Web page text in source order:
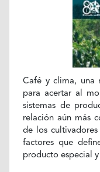
Café y clima, una
para acertar al
sistemas de
relación aún más
de los
factores que
producto especial